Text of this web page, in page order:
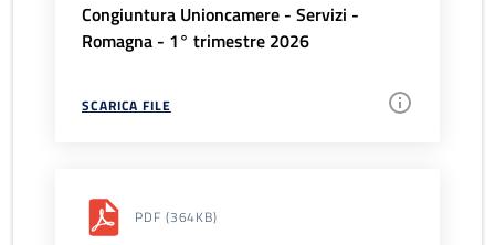
Congiuntura Unioncamere - Servizi -
Romagna - 1° trimestre 2026
SCARICA FILE
PDF (364KB)